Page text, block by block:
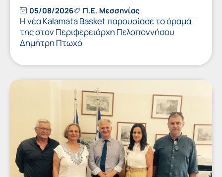
05/08/2026 Π.Ε. Μεσσηνίας
Η νέα Kalamata Basket παρουσίασε το όραμά
της στον Περιφερειάρχη Πελοποννήσου
Δημήτρη Πτωχό